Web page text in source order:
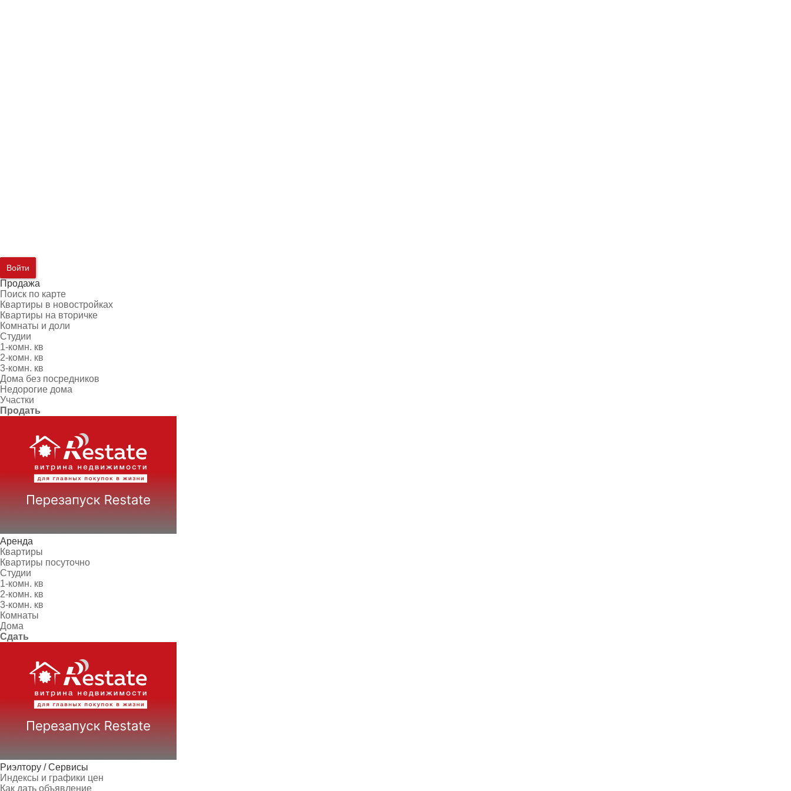
Войти
Продажа
Поиск по карте
Квартиры в новостройках
Квартиры на вторичке
Комнаты и доли
Студии
1-комн. кв
2-комн. кв
3-комн. кв
Дома без посредников
Недорогие дома
Участки
Продать
Аренда
Квартиры
Квартиры посуточно
Студии
1-комн. кв
2-комн. кв
3-комн. кв
Комнаты
Дома
Сдать
Риэлтору / Сервисы
Индексы и графики цен
Как дать объявление